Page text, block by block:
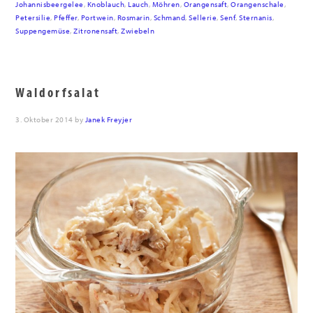
Johannisbeergelee, Knoblauch,Lauch, Möhren, Orangensaft,Orangenschale,
Petersilie,Pfeffer, Portwein, Rosmarin, Schmand,Sellerie,Senf,Sternanis,
Suppengemüse,Zitronensaft,Zwiebeln
Waldorfsalat
3. Oktober 2014 by Janek Freyjer